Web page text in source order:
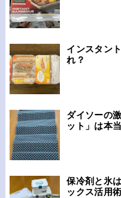
インスタン
れ？
ダイソーの
ット」は本
保冷剤と氷
ックス活用